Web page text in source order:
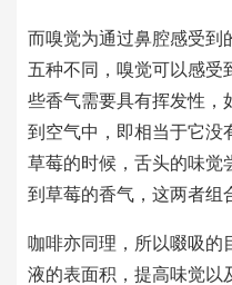
而嗅觉为通过鼻腔感受到
五种不同，嗅觉可以感受
些香气需要具有挥发性，
到空气中，即相当于它没
草莓的时候，舌头的味觉
到草莓的香气，这两者组
咖啡亦同理，所以啜吸的
液的表面积，提高味觉以